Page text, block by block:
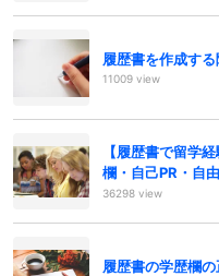
履歴書を作成する
11009 view
【履歴書で留学
欄・自己PR・自
36298 view
履歴書の学歴欄